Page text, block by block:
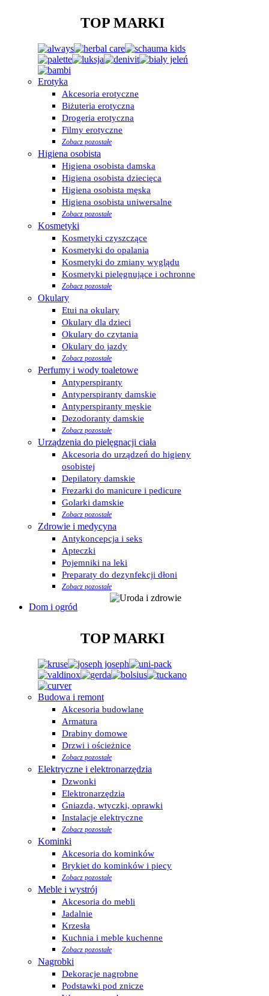
TOP MARKI
Erotyka
Akcesoria erotyczne
Biżuteria erotyczna
Drogeria erotyczna
Filmy erotyczne
Zobacz pozostałe
Higiena osobista
Higiena osobista damska
Higiena osobista dziecięca
Higiena osobista męska
Higiena osobista uniwersalne
Zobacz pozostałe
Kosmetyki
Kosmetyki czyszczące
Kosmetyki do opalania
Kosmetyki do zmiany wyglądu
Kosmetyki pielęgnujące i ochronne
Zobacz pozostałe
Okulary
Etui na okulary
Okulary dla dzieci
Okulary do czytania
Okulary do jazdy
Zobacz pozostałe
Perfumy i wody toaletowe
Antyperspiranty
Antyperspiranty damskie
Antyperspiranty męskie
Dezodoranty damskie
Zobacz pozostałe
Urządzenia do pielęgnacji ciała
Akcesoria do urządzeń do higieny
osobistej
Depilatory damskie
Frezarki do manicure i pedicure
Golarki damskie
Zobacz pozostałe
Zdrowie i medycyna
Antykoncepcja i seks
Apteczki
Pojemniki na leki
Preparaty do dezynfekcji dłoni
Zobacz pozostałe
Dom i ogród
TOP MARKI
Budowa i remont
Akcesoria budowlane
Armatura
Drabiny domowe
Drzwi i ościeżnice
Zobacz pozostałe
Elektryczne i elektronarzędzia
Dzwonki
Elektronarzędzia
Gniazda, wtyczki, oprawki
Instalacje elektryczne
Zobacz pozostałe
Kominki
Akcesoria do kominków
Brykiet do kominków i piecy
Zobacz pozostałe
Meble i wystrój
Akcesoria do mebli
Jadalnie
Krzesła
Kuchnia i meble kuchenne
Zobacz pozostałe
Nagrobki
Dekoracje nagrobne
Podstawki pod znicze